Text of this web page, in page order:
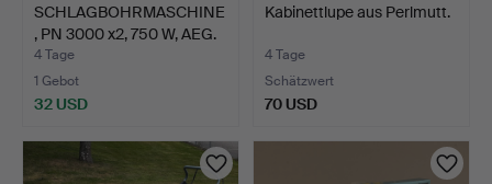
SCHLAGBOHRMASCHINE
, PN 3000 x2, 750 W, AEG.
4 Tage
1 Gebot
32 USD
Kabinettlupe aus Perlmutt.
4 Tage
Schätzwert
70 USD